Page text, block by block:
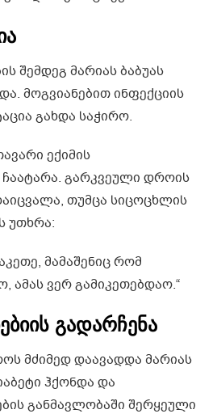
შემდეგ მარიას ბაბუას
მოგვიანებით ინფექციის
გახდა საჭირო.
ექიმის
გარკვეული დროის
თუმცა სიცოცხლის
უთხრა:
მამაშენიც რომ
ვერ გამიკეთებდაო.“
გადარჩენა
მძიმედ დაავადდა მარიას
ჰქონდა და
განმავლობაში შერყეული